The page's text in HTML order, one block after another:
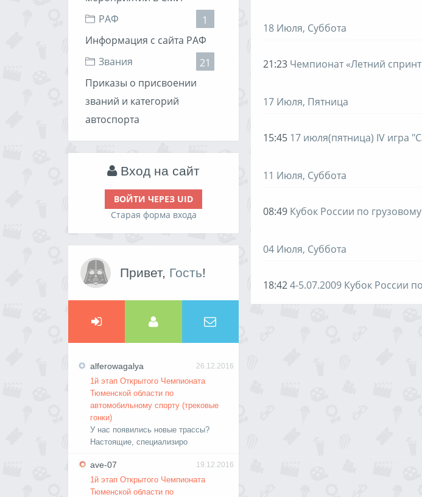
РАФ
1
Информация с сайта РАФ
Звания
21
Приказы о присвоении
званий и категорий
автоспорта
Вход на сайт
ВОЙТИ ЧЕРЕЗ UID
Старая форма входа
Привет, Гость!
26.12.2016
alferowagalya
1й этап Открытого Чемпионата
Тюменской области по
автомобильному спорту (трековые
гонки)
У нас появились новые трассы?
Настоящие, специализиро
19.12.2016
ave-07
1й этап Открытого Чемпионата
Тюменской области по
18 Июля, Суббота
21:23 Чемпионат «Летний спринт
17 Июля, Пятница
15:45 17 июля(пятница) IV игра
11 Июля, Суббота
08:49 Кубок России по
04 Июля, Суббота
18:424-5.07.2009 Кубок России